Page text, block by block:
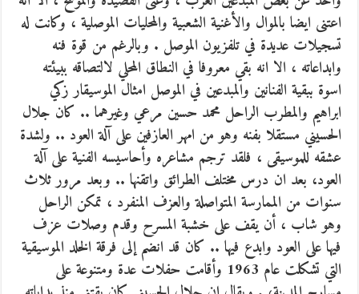
اعتنى ايضا بالموال والأغنية الشعبية والمحليات الموصلية ، وكانت له
تسجيلات عديدة في تلفزيون الموصل . وبالرغم من قوة فنه
وابداعاته ، الا انه بقي معروفا في النطاق المحلي لالتصاقه ببيئته
اسوة ببقية الفنانين والمبدعين في الموصل امثال الموسيقار زكي
ابراهيم والمطرب الراحل محمد حسين مرعي وغيرهما .. كان جلال
الحسيني مستقلا بفنه وهو من امهر العازفين على آلة العود .. ولشدة
عشقه للموسيقى ، فلقد ترجم مشاعره وأحاسيسه الفنية على آلة
العود، بعد ان درس مختلف الطرائق واتقنها .. وبعد مرور ثلاث
سنوات من الممارسة المتواصلة والعزف المنفرد ، تمكن الراحل
وهو شاب ، أن يقف على خشبة المسرح وقدم وصلات عزف
فيها على العود وابدع فيها .. كان قد انضم إلى فرقة الخلد الموسيقية
التي تشكلت عام 1963 وأقامت حفلات عدة ومتنوعة على